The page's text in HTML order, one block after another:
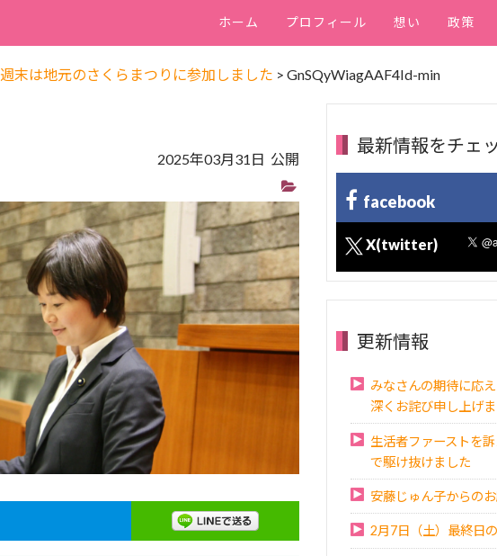
ホーム プロフィール 想い 政策
週末は地元のさくらまつりに参加しました > GnSQyWiagAAF4Id-min
2025年03月31日 公開
最新情報をチェ
facebook
X(twitter)
更新情報
みなさんの期待に応
深くお詫び申し上げ
生活者ファーストを
で駆け抜けました
安藤じゅん子からの
2月7日（土）最終日